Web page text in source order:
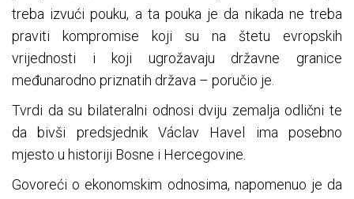
treba izvući pouku, a ta pouka je da nikada ne treba
praviti kompromise koji su na štetu evropskih
vrijednosti i koji ugrožavaju državne granice
međunarodno priznatih država – poručio je.
Tvrdi da su bilateralni odnosi dviju zemalja odlični te
da bivši predsjednik Václav Havel ima posebno
mjesto u historiji Bosne i Hercegovine.
Govoreći o ekonomskim odnosima, napomenuo je da